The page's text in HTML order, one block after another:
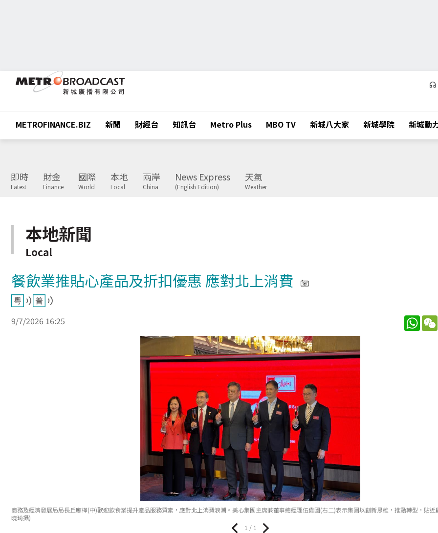
METROFINANCE.BIZ 新聞 財經台 知訊台 Metro Plus MBO TV 新城八大家 新城學院 新城動
即時
Latest
財金
Finance
國際
World
本地
Local
兩岸
China
News Express
(English Edition)
天氣
Weather
本地新聞
Local
餐飲業推貼心產品及折扣優惠 應對北上消費
9/7/2026 16:25
商務及經濟發展局局長丘應樺(中)歡迎飲食業提升產品服務質素，應對北上消費浪潮。美心集團主席兼董事總經理伍偉國(右二)表示集團以創新思維，推動轉型，貼近
曉琦攝)
1 / 1